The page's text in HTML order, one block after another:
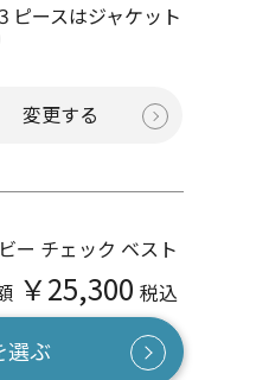
ピースはジャケット
変更する
ー チェック ベスト
￥25,300 税込
選ぶ